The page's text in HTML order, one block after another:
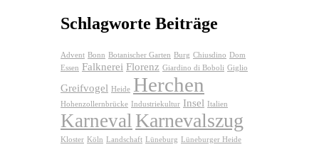
Schlagworte Beiträge
Advent Bonn Botanischer Garten Burg Chiusdino Dom
Essen Falknerei Florenz Giardino di Boboli Giglio
Greifvogel Heide Herchen
Hohenzollernbrücke Industriekultur Insel Italien
Karneval Karnevalszug
Kloster Köln Landschaft Lüneburg Lüneburger Heide